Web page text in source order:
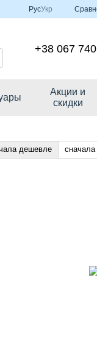
РусУкр
+38 067
Акции и
скидки
дешевле